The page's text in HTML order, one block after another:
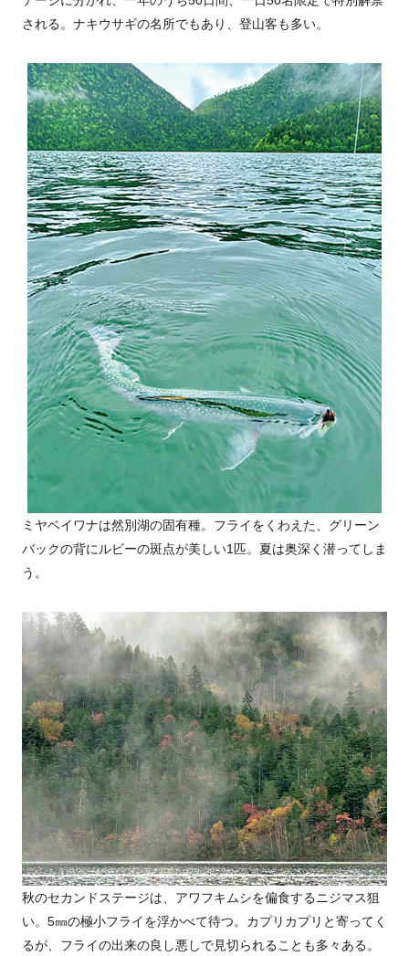
される。ナキウサギの名所でもあり、登山客も多い。
ミヤベイワナは然別湖の固有種。フライをくわえた、グリーン
バックの背にルビーの斑点が美しい1匹。夏は奥深く潜ってしま
う。
秋のセカンドステージは、アワフキムシを偏食するニジマス狙
い。5㎜の極小フライを浮かべて待つ。カプリカプリと寄ってく
るが、フライの出来の良し悪しで見切られることも多々ある。